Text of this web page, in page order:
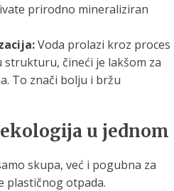
prirodno mineraliziran
Voda prolazi kroz proces
čineći je lakšom za
To znači bolju i bržu
u jednom
skupa, već i pogubna za
plastičnog otpada.